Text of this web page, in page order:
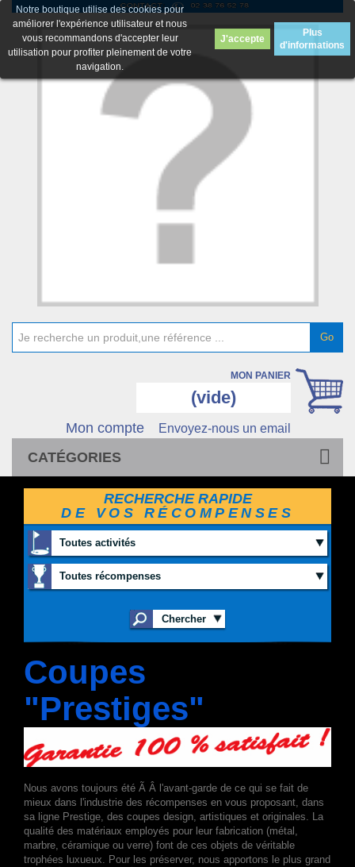
Go
MON PANIER
(vide)
Mon compte Envoyez-nous un email
CATÉGORIES
Notre boutique utilise des cookies pour
améliorer l'expérience utilisateur et nous
vous recommandons d'accepter leur
utilisation pour profiter pleinement de votre
navigation.
J'accepte
Plus
d'informations
RECHERCHE RAPIDE
DE VOS RÉCOMPENSES
Toutes activités
Toutes récompenses
Coupes
"Prestiges"
Nous avons toujours été Ã Â l'avant-garde de ce qui se fait de
mieux dans l'industrie des récompenses en vous proposant, dans
sa ligne Prestige, des coupes design, artistiques et originales. La
qualité des matériaux employés pour leur fabrication (métal,
marbre, céramique ou verre) font de ces objets de véritable
trophées luxueux. Pour les préserver, nous apportons le plus grand